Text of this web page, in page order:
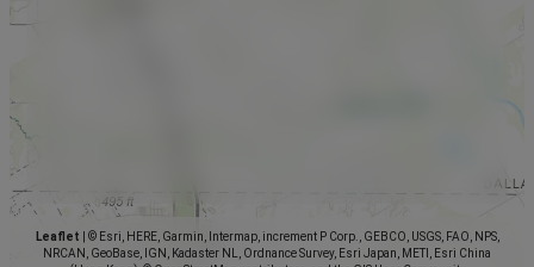
Leaflet
© Esri, HERE, Garmin, Intermap, increment P Corp., GEBCO, USGS, FAO, NPS,
NRCAN, GeoBase, IGN, Kadaster NL, Ordnance Survey, Esri Japan, METI, Esri China